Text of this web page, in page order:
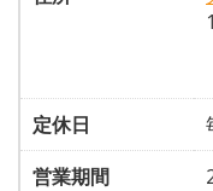
1
定休日
営業期間